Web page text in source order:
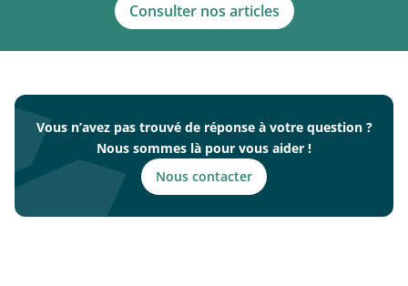
Consulter nos articles
Vous n’avez pas trouvé de réponse à votre question ?
Nous sommes là pour vous aider !
Nous contacter